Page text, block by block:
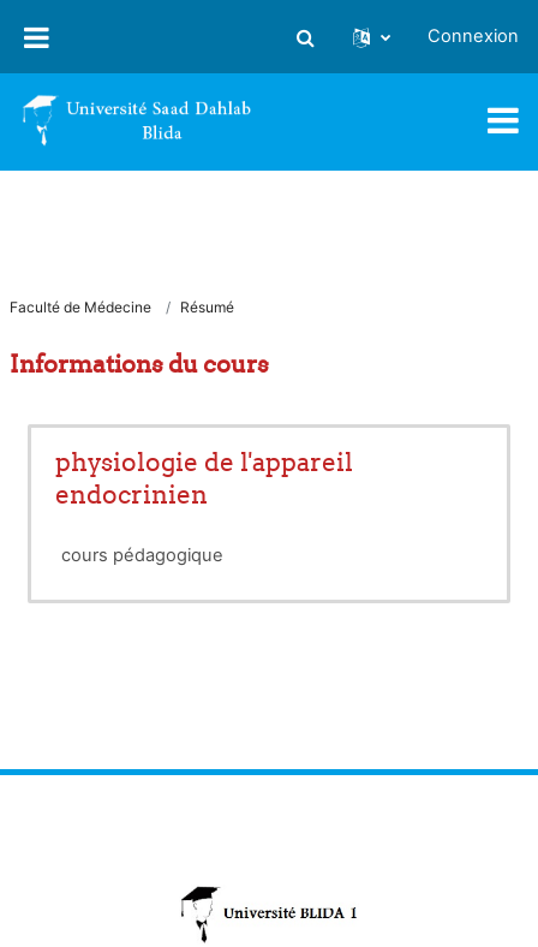
Activer/désactiver la saisie
Connexion
Faculté de Médecine Résumé
Informations du cours
physiologie de l'appareil
endocrinien
cours pédagogique